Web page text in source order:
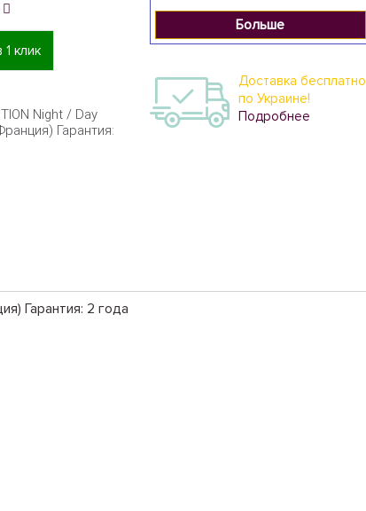
1 клик
Night / Day
Гарантия:
Больше
Доставка бесплатно
по Украине!
Подробнее
Гарантия: 2 года